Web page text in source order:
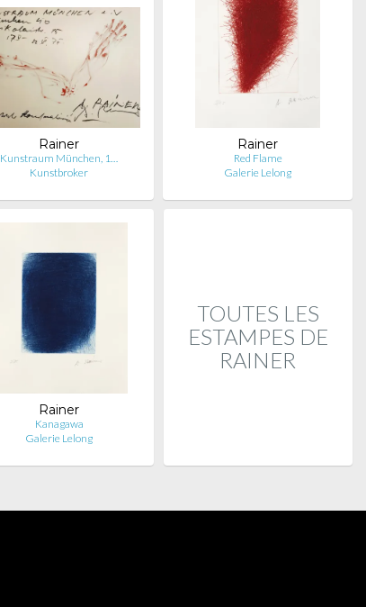
Rainer
Kunstraum München, 1…
Kunstbroker
Rainer
Red Flame
Galerie Lelong
Rainer
Kanagawa
Galerie Lelong
TOUTES LES
ESTAMPES DE
RAINER